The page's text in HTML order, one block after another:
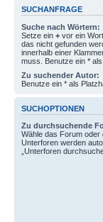
SUCHANFRAGE
Suche nach Wörtern:
Setze ein + vor ein
das nicht gefunden
innerhalb einer
muss. Benutze ein *
Zu suchender Autor:
Benutze ein * als
SUCHOPTIONEN
Zu durchsuchende
Wähle das Forum oder
Unterforen werden
„Unterforen